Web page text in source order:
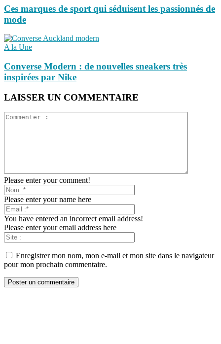
Ces marques de sport qui séduisent les passionnés de
mode
A la Une
Converse Modern : de nouvelles sneakers très
inspirées par Nike
LAISSER UN COMMENTAIRE
Please enter your comment!
Please enter your name here
You have entered an incorrect email address!
Please enter your email address here
Enregistrer mon nom, mon e-mail et mon site dans le navigateur
pour mon prochain commentaire.